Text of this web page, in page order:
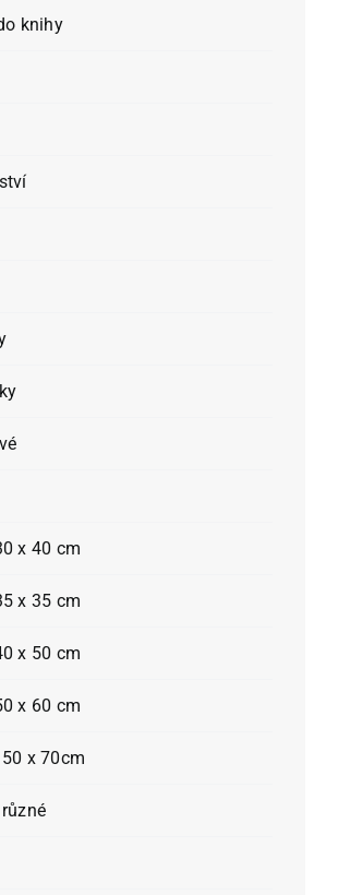
knihy
x 40 cm
x 35 cm
x 50 cm
x 60 cm
x 70cm